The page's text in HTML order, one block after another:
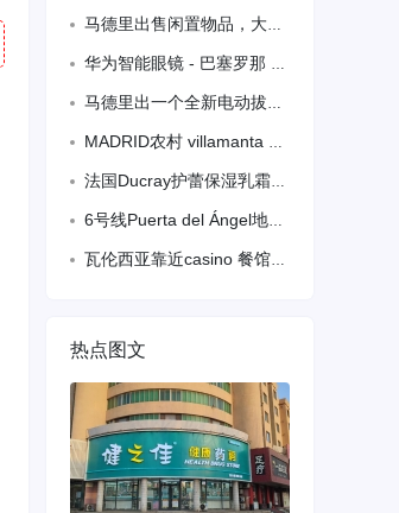
马德里出售闲置物品，大部分全新
华为智能眼镜 - 巴塞罗那 160€
马德里出一个全新电动拔罐按摩器，智能拔罐刮痧，缓解肩颈背部疼痛20€(原价27€
MADRID农村 villamanta 4000人口，有酒吧转让
法国Ducray护蕾保湿乳霜200ml 补水滋润面霜身体乳儿童成人,ducay
6号线Puerta del Ángel地铁站 朝南66平Local出售！
瓦伦西亚靠近casino 餐馆转让
热点图文